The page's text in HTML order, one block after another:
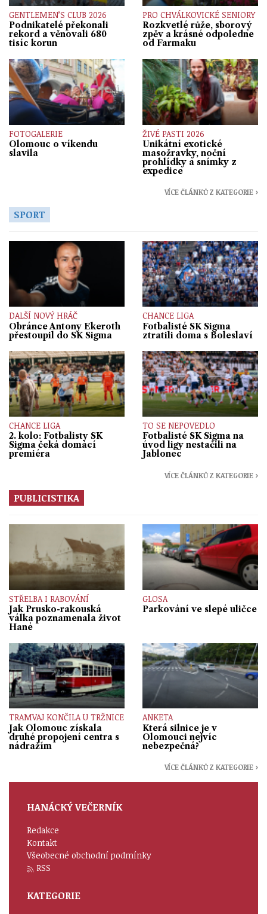
GENTLEMEN’S CLUB 2026
Podnikatelé překonali
rekord a věnovali 680
tisíc korun
PRO CHVÁLKOVICKÉ SENIORY
Rozkvetlé růže, sborový
zpěv a krásné odpoledne
od Farmaku
FOTOGALERIE
Olomouc o víkendu
slavila
ŽIVÉ PASTI 2026
Unikátní exotické
masožravky, noční
prohlídky a snímky z
expedice
VÍCE ČLÁNKŮ Z KATEGORIE ›
SPORT
DALŠÍ NOVÝ HRÁČ
Obránce Antony Ekeroth
přestoupil do SK Sigma
CHANCE LIGA
Fotbalisté SK Sigma
ztratili doma s Boleslaví
CHANCE LIGA
2. kolo: Fotbalisty SK
Sigma čeká domácí
premiéra
TO SE NEPOVEDLO
Fotbalisté SK Sigma na
úvod ligy nestačili na
Jablonec
VÍCE ČLÁNKŮ Z KATEGORIE ›
PUBLICISTIKA
STŘELBA I RABOVÁNÍ
Jak Prusko-rakouská
válka poznamenala život
Hané
GLOSA
Parkování ve slepé uličce
TRAMVAJ KONČILA U TRŽNICE
Jak Olomouc získala
druhé propojení centra s
nádražím
ANKETA
Která silnice je v
Olomouci nejvíc
nebezpečná?
VÍCE ČLÁNKŮ Z KATEGORIE ›
HANÁCKÝ VEČERNÍK
Redakce
Kontakt
Všeobecné obchodní podmínky
RSS
KATEGORIE